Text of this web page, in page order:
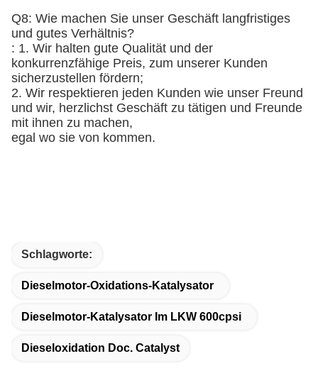
Q8: Wie machen Sie unser Geschäft langfristiges
und gutes Verhältnis?
: 1. Wir halten gute Qualität und der
konkurrenzfähige Preis, zum unserer Kunden
sicherzustellen fördern;
2. Wir respektieren jeden Kunden wie unser Freund
und wir, herzlichst Geschäft zu tätigen und Freunde
mit ihnen zu machen,
egal wo sie von kommen.
Schlagworte:
Dieselmotor-Oxidations-Katalysator
Dieselmotor-Katalysator Im LKW 600cpsi
Dieseloxidation Doc. Catalyst